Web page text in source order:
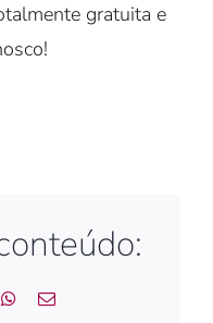
gratuita e
WhatsApp
Email